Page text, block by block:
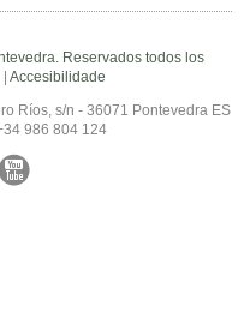
Reservados todos los
Accesibilidade
Ríos, s/n - 36071 Pontevedra ES
986 804 124
YouTube